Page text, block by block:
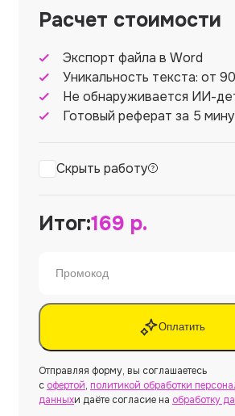
Расчет стоимости
Экспорт файла в Word
Уникальность текста: от
Не обнаруживается ИИ-
Готовый реферат за 5
Скрыть работу
Итог:169 р.
Оплатить
Отправляя форму, вы соглашаетесь
с офертой, политикой обработки
данныхи даёте согласие на обработку